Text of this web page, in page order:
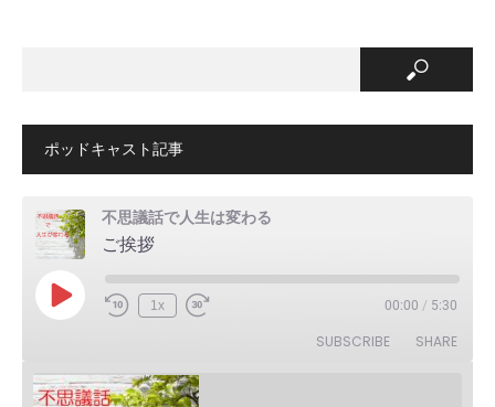
ポッドキャスト記事
不思議話で人生は変わる
ご挨拶
Play
Episode
1x 00:00 / 5:30
SUBSCRIBE SHARE